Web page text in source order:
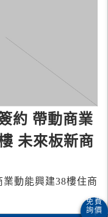
約 帶動商業
未來板新商
動能興建38樓住商